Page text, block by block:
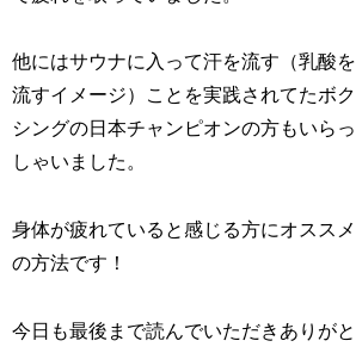
他にはサウナに入って汗を流す（乳酸を
流すイメージ）ことを実践されてたボク
シングの日本チャンピオンの方もいらっ
しゃいました。
身体が疲れていると感じる方にオススメ
の方法です！
今日も最後まで読んでいただきありがと